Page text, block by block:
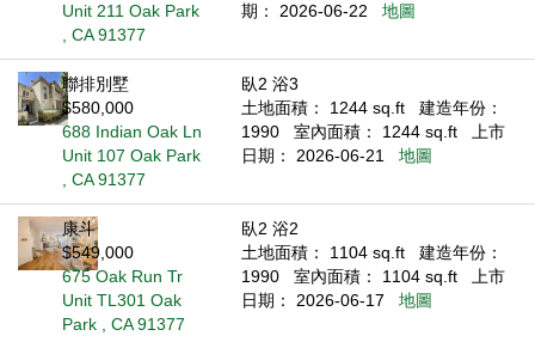
Unit 211 Oak Park
, CA 91377
期： 2026-06-22
地圖
聯排別墅
$580,000
688 Indian Oak Ln
Unit 107 Oak Park
, CA 91377
臥2 浴3
土地面積： 1244 sq.ft
建造年份：
1990
室內面積： 1244 sq.ft
上市
日期： 2026-06-21
地圖
康斗
$549,000
675 Oak Run Tr
Unit TL301 Oak
Park , CA 91377
臥2 浴2
土地面積： 1104 sq.ft
建造年份：
1990
室內面積： 1104 sq.ft
上市
日期： 2026-06-17
地圖